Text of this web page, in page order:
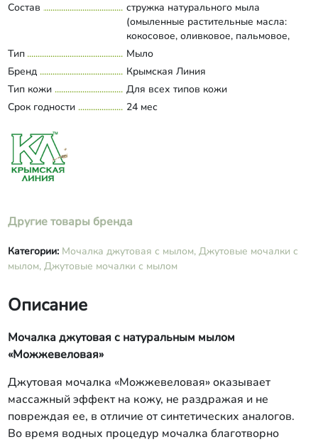
Состав
стружка натурального мыла
(омыленные растительные масла:
кокосовое, оливковое, пальмовое,
рициновое, вода подготовленная,
масло облепиховое, голубая глина,
эфирное масло можжевельника,
эфирное масло сосны крымской,
эфирное масло сандалового дерева).
Развернуть состав
Тип
Мыло
Бренд
Крымская Линия
Тип кожи
Для всех типов кожи
Срок годности
24 мес
Другие товары бренда
Категории: Мочалка джутовая с мылом, Джутовые мочалки с
мылом, Джутовые мочалки с мылом
Описание
Мочалка джутовая с натуральным мылом
«Можжевеловая»
Джутовая мочалка «Можжевеловая» оказывает
массажный эффект на кожу, не раздражая и не
повреждая ее, в отличие от синтетических аналогов.
Во время водных процедур мочалка благотворно